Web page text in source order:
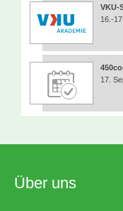
VKU-
16.-
17.
Über uns